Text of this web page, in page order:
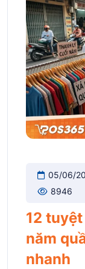
05/06/
8946
12
năm
nhanh